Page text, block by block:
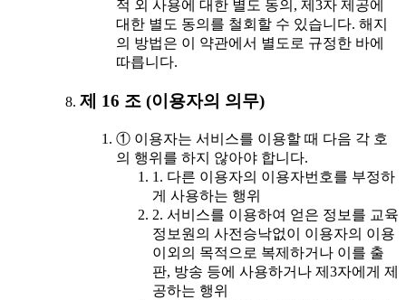
적 외 사용에 대한 별도 동의, 제3자 제공에
대한 별도 동의를 철회할 수 있습니다. 해지
의 방법은 이 약관에서 별도로 규정한 바에
따릅니다.
제 16 조 (이용자의 의무)
① 이용자는 서비스를 이용할 때 다음 각 호
의 행위를 하지 않아야 합니다.
1. 다른 이용자의 이용자번호를 부정하
게 사용하는 행위
2. 서비스를 이용하여 얻은 정보를 교육
정보원의 사전승낙없이 이용자의 이용
이외의 목적으로 복제하거나 이를 출
판, 방송 등에 사용하거나 제3자에게 제
공하는 행위